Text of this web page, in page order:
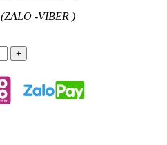
-VIBER )
+